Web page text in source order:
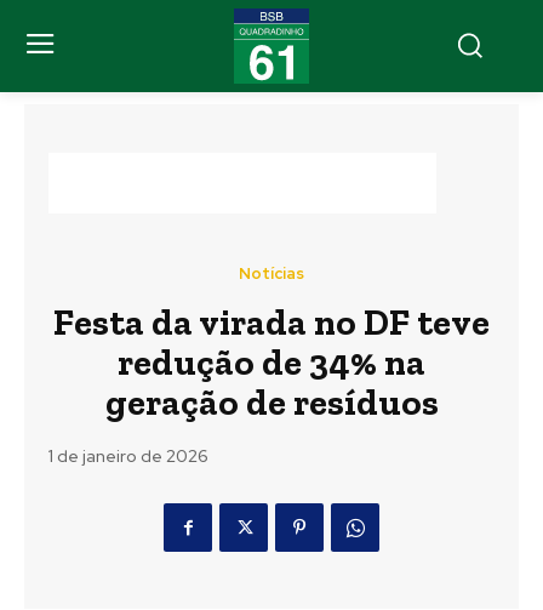
Notícias
Festa da virada no DF teve
redução de 34% na
geração de resíduos
1 de janeiro de 2026